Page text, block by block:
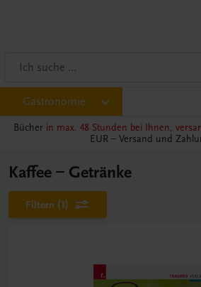
Gastronomie
Bücher in max. 48 Stunden bei Ihnen,
EUR – Versand und
Kaffee – Getränke
Filtern (1)